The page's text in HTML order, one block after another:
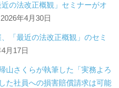
の法改正概観」セミナーがオ
2026年4月30日
「最近の法改正概観」のセミ
月17日
山さくらが執筆した「実務よろ
た社員への損害賠償請求は可能